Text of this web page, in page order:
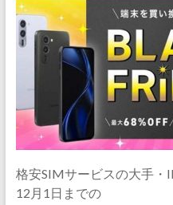
格安SIMサービスの大手・
12月1日までの